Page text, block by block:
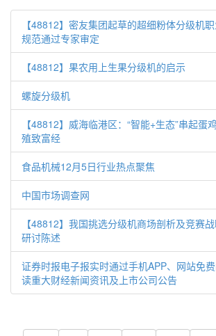
【48812】密友集团起草的超细粉体分级机
规范通过专家审定
【48812】果农用上生果分级机的启示
螺旋分级机
【48812】威海临港区：“智能+生态”串起蛋
殖致富经
食品机械12月5日行业热点聚焦
中国市场调查网
【48812】我国挑选分级机商场剖析及竞赛
研讨陈述
证券时报电子报实时通过手机APP、网站免
读重大财经新闻资讯及上市公司公告